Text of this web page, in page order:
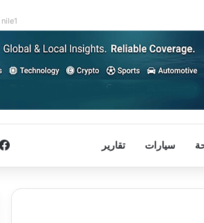
nile1
سيارات تقارير